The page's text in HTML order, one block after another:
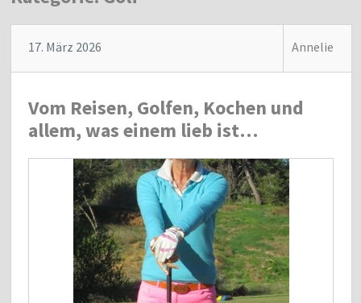
17. März 2026 Annelie
Vom Reisen, Golfen, Kochen und
allem, was einem lieb ist…